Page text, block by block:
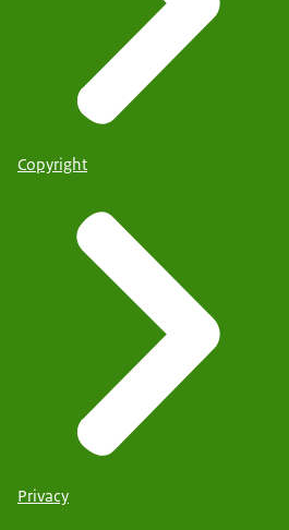
Copyright
Privacy